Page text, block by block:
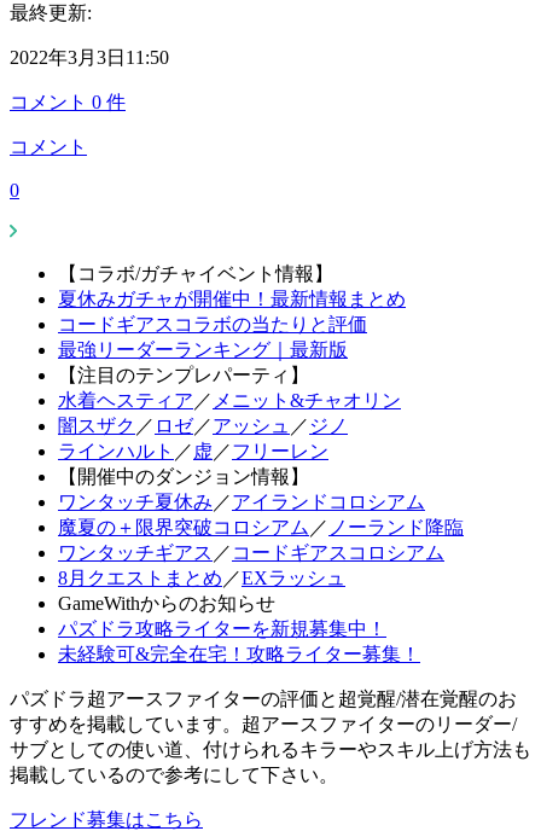
最終更新:
2022年3月3日11:50
コメント 0 件
コメント
0
【コラボ/ガチャイベント情報】
夏休みガチャが開催中！最新情報まとめ
コードギアスコラボの当たりと評価
最強リーダーランキング｜最新版
【注目のテンプレパーティ】
水着ヘスティア ／ メニット&チャオリン
闇スザク ／ ロゼ／アッシュ ／ ジノ
ラインハルト ／ 虚 ／フリーレン
【開催中のダンジョン情報】
ワンタッチ夏休み ／アイランドコロシアム
魔夏の＋限界突破コロシアム ／ ノーランド降臨
ワンタッチギアス ／ コードギアスコロシアム
8月クエストまとめ ／EXラッシュ
GameWithからのお知らせ
パズドラ攻略ライターを新規募集中！
未経験可&完全在宅！攻略ライター募集！
パズドラ超アースファイターの評価と超覚醒/潜在覚醒のお
すすめを掲載しています。超アースファイターのリーダー/
サブとしての使い道、付けられるキラーやスキル上げ方法も
掲載しているので参考にして下さい。
フレンド募集はこちら